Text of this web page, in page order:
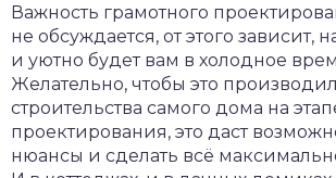
Важность грамотного
не обсуждается, от этого зависит,
и уютно будет вам в холодное
Желательно, чтобы это
строительства самого дома на
проектирования, это даст
нюансы и сделать всё